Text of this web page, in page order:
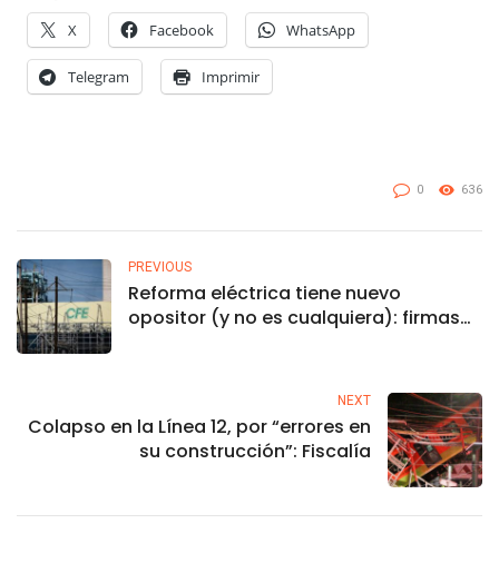
X Facebook WhatsApp
Telegram Imprimir
0 636
PREVIOUS
Reforma eléctrica tiene nuevo
opositor (y no es cualquiera): firmas
NEXT
Colapso en la Línea 12, por “errores en
su construcción”: Fiscalía